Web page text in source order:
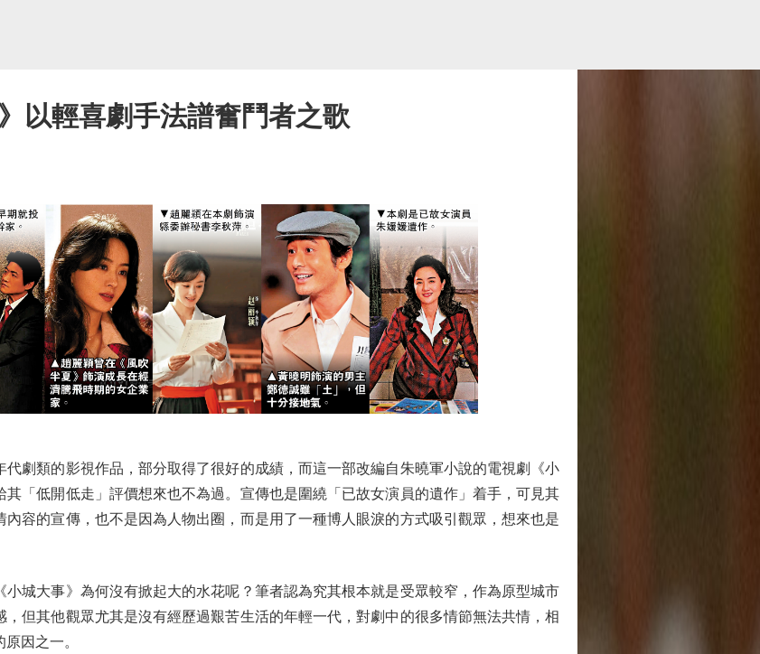
以輕喜劇手法譜奮鬥者之歌
類的影視作品，部分取得了很好的成績，而這一部改編自朱曉軍小說的電視劇《小
「低開低走」評價想來也不為過。宣傳也是圍繞「已故女演員的遺作」着手，可見其
容的宣傳，也不是因為人物出圈，而是用了一種博人眼淚的方式吸引觀眾，想來也是
大事》為何沒有掀起大的水花呢？筆者認為究其根本就是受眾較窄，作為原型城市
但其他觀眾尤其是沒有經歷過艱苦生活的年輕一代，對劇中的很多情節無法共情，相
因之一。